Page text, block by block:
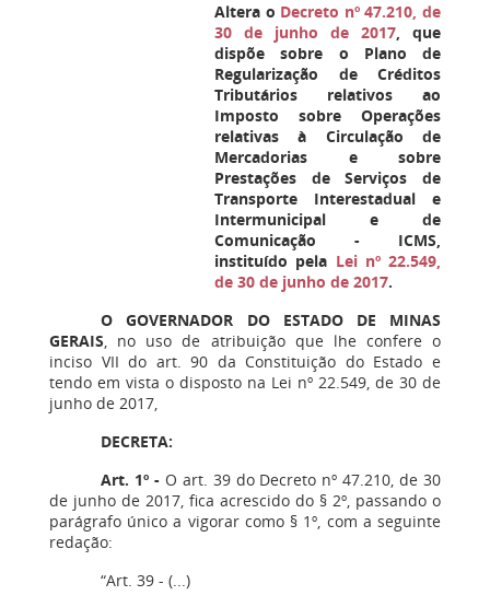
Altera o Decreto nº 47.210, de
30 de junho de 2017, que
dispõe sobre o Plano de
Regularização de Créditos
Tributários relativos ao
Imposto sobre Operações
relativas à Circulação de
Mercadorias e sobre
Prestações de Serviços de
Transporte Interestadual e
Intermunicipal e de
Comunicação - ICMS,
instituído pela Lei nº 22.549,
de 30 de junho de 2017.
O GOVERNADOR DO ESTADO DE MINAS
GERAIS, no uso de atribuição que lhe confere o
inciso VII do art. 90 da Constituição do Estado e
tendo em vista o disposto na Lei nº 22.549, de 30 de
junho de 2017,
DECRETA:
Art. 1º - O art. 39 do Decreto nº 47.210, de 30
de junho de 2017, fica acrescido do § 2º, passando o
parágrafo único a vigorar como § 1º, com a seguinte
redação:
“Art. 39 - (...)